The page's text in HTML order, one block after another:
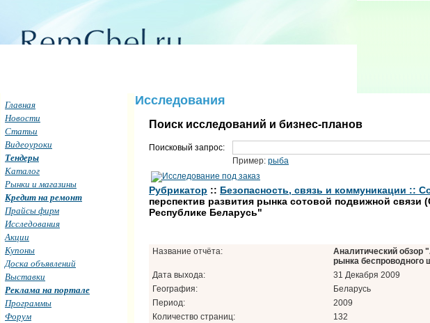
Исследования
Поиск исследований и бизнес-планов
Поисковый запрос:
Пример: рыба
Рубрикатор :: Безопасность, связь и коммуникации ::
перспектив развития рынка сотовой подвижной
Республике Беларусь"
Название отчёта:
Аналитический обзор
рынка беспроводного
Дата выхода:
31 Декабря 2009
География:
Беларусь
Период:
2009
Количество страниц:
132
Главная
Новости
Статьи
Видеоуроки
Тендеры
Каталог
Рынки и магазины
Кредит на ремонт
Прайсы фирм
Исследования
Акции
Купоны
Доска объявлений
Выставки
Реклама на портале
Программы
Форум